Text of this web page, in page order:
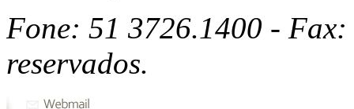
Fone: 51 3726.1400 -
reservados.